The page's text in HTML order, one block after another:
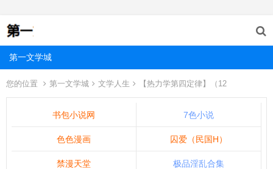
第一文学城
您的位置 第一文学城 文学人生 【热力学第四定律】（12
书包小说网 7色小说
色色漫画 囚爱（民国H）
禁漫天堂 极品淫乱合集